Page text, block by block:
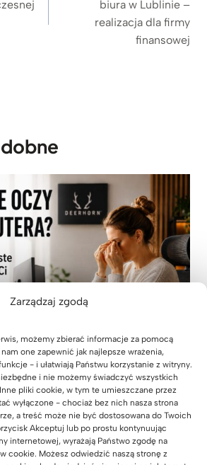
Zarządzaj zgodą
możemy zbierać informacje za pomocą
one zapewnić jak najlepsze wrażenia,
- i ułatwiają Państwu korzystanie z witryny.
i nie możemy świadczyć wszystkich
pliki cookie, w tym te umieszczane przez
wyłączone - chociaż bez nich nasza strona
a treść może nie być dostosowana do Twoich
Akceptuj lub po prostu kontynuując
internetowej, wyrażają Państwo zgodę na
cookie. Możesz odwiedzić naszą stronę z
biura w Lublinie –
realizacja dla firmy
finansowej
o wzrok pracując przed